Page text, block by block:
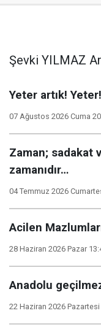
Şevki YILMAZ
Yeter artık! Yeter!
07 Ağustos 2026 Cuma
Zaman; sadakat
zamanıdır…
04 Temmuz 2026
Acilen
28 Haziran 2026 Pazar
Anadolu
22 Haziran 2026